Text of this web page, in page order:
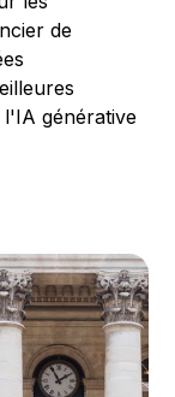
de
générative